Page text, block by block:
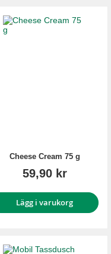
Cheese Cream 75 g
59,90 kr
Lägg i varukorg